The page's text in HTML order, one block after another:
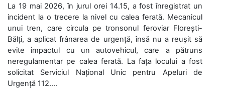
La 19 mai 2026, în jurul orei 14.15, a fost înregistrat un
incident la o trecere la nivel cu calea ferată. Mecanicul
unui tren, care circula pe tronsonul feroviar Florești-
Bălți, a aplicat frânarea de urgență, însă nu a reușit să
evite impactul cu un autovehicul, care a pătruns
neregulamentar pe calea ferată. La fața locului a fost
solicitat Serviciul Național Unic pentru Apeluri de
Urgență 112....